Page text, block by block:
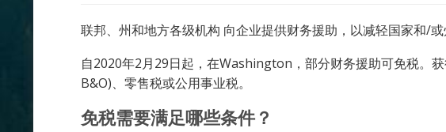
联邦、州和地方各级机构 向企业提供财务援助，以减轻国家和/或
自2020年2月29日起，在Washington，部分财务援助可免税。
B&O)、零售税或公用事业税。
免税需要满足哪些条件？